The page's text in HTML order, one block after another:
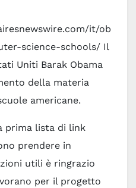
it/ob
science-schools/ Il
Uniti Barak Obama
della materia
americane.
prima lista di link
prendere in
utili è ringrazio
per il progetto